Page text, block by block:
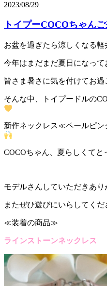
2023/08/29
トイプーCOCOちゃん
お盆を過ぎたら涼しくなる
今年はまだまだ夏日になって
皆さま暑さに気を付けてお
そんな中、トイプードルの
新作ネックレス≪ペールピ
COCOちゃん、夏らしくて
モデルさんしていただきあ
またぜひ遊びにいらしてく
≪装着の商品≫
ラインストーンネックレス